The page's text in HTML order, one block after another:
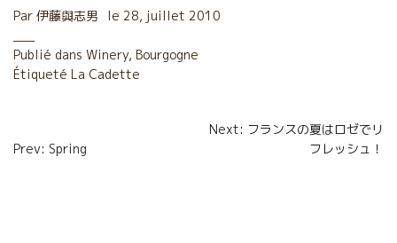
c
b
o
i
t
a
l
r
Par 伊藤與志男 le 28, juillet 2010
Publié dans Winery, Bourgogne
Étiqueté La Cadette
de
Prev: Spring
Next: フランスの夏はロゼでリ
フレッシュ！